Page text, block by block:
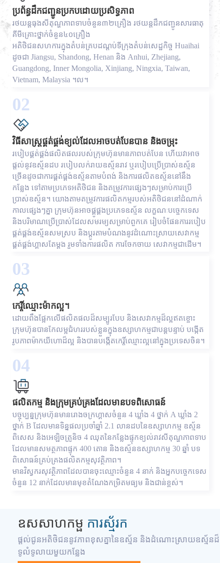
ប្រព័ន្ធដឹកជញ្ជូនប្រកបដោយប្រសិទ្ធភាព
រថយន្ត​ធុង​សីតុណ្ហភាព​ទាប​ចំនួន​៣២​គ្រឿង រថយន្ត​ដឹក​ជញ្ជូន​សារធាតុ​
គីមី​គ្រោះថ្នាក់​ចំនួន​៤០​គ្រឿង​
អតិថិជនសហការក្នុងតំបន់គ្របដណ្តប់ទីក្រុងតំបន់សេដ្ឋកិច្ច Huaihai
ដូចជា Jiangsu, Shandong, Henan និង Anhui, Zhejiang,
Guangdong, Inner Mongolia, Xinjiang, Ningxia, Taiwan,
Vietnam, Malaysia ។ល។
02
វិធីសាស្រ្តផ្គត់ផ្គង់ខ្យល់ដែលអាចបត់បែនបាន និងចម្រុះ
របៀបផ្គត់ផ្គង់ផលិតផលរបស់ក្រុមហ៊ុនមានភាពបត់បែន ហើយវាអាច
ផ្តល់នូវឧស្ម័នដប របៀបលក់រាយឧស្ម័នរាវ ឬរបៀបប្រើប្រាស់ឧស្ម័ន
ច្រើនដូចជាការផ្គត់ផ្គង់ឧស្ម័នតាមបំពង់ និងការផលិតឧស្ម័ននៅនឹង
កន្លែង ទៅតាមប្រភេទអតិថិជន និងតម្រូវការផ្សេងៗសម្រាប់ការប្រើ
ប្រាស់ឧស្ម័ន។ យោងតាមតម្រូវការផលិតកម្មរបស់អតិថិជននៅដំណាក់
កាលផ្សេងៗគ្នា ក្រុមហ៊ុនអាចផ្គូផ្គងប្រភេទឧស្ម័ន លក្ខណៈបច្ចេកទេស
និងបរិមាណប្រើប្រាស់ដែលសមរម្យសម្រាប់ពួកគេ រៀបចំផែនការរបៀប
ផ្គត់ផ្គង់ឧស្ម័នសមស្រប និងប្ដូរតាមបំណងនូវដំណោះស្រាយសេវាកម្ម
ផ្គត់ផ្គង់ហ្គាសតែម្តង រួមទាំងការផលិត ការចែកចាយ សេវាកម្មជាដើម។
03
កេរ្តិ៍ឈ្មោះម៉ាកល្អ។
ដោយពឹងផ្អែកលើផលិតផលដ៏សម្បូរបែប និងសេវាកម្មដ៏ល្អឥតខ្ចោះ
ក្រុមហ៊ុនបានកែលម្អជំហររបស់ខ្លួនក្នុងឧស្សាហកម្មជាបន្តបន្ទាប់ បង្កើត
រូបភាពម៉ាកយីហោដ៏ល្អ និងបានបង្កើតកេរ្តិ៍ឈ្មោះល្អនៅក្នុងប្រទេសចិន។
04
ផលិតកម្ម និងក្រុមគ្រប់គ្រងដែលមានបទពិសោធន៍
បច្ចុប្បន្នក្រុមហ៊ុនមានរោងចក្រហ្គាសចំនួន 4 ឃ្លាំង 4 ថ្នាក់ A ឃ្លាំង 2
ថ្នាក់ B ដែលមានទិន្នផលប្រចាំឆ្នាំ 2.1 លានដបនៃឧស្សាហកម្ម ឧស្ម័ន
ពិសេស និងអេឡិចត្រូនិច 4 ឈុតនៃកន្លែងផ្ទុកខ្យល់រាវសីតុណ្ហភាពទាប
ដែលមានសមត្ថភាពផ្ទុក 400 តោន និងឧស្ម័នឧស្សាហកម្ម 30 ឆ្នាំ បទ
ពិសោធន៍គ្រប់គ្រងផលិតកម្មសុវត្ថិភាព។
មានវិស្វករសុវត្ថិភាពដែលបានចុះឈ្មោះចំនួន 4 នាក់ និងអ្នកបច្ចេកទេស
ចំនួន 12 នាក់ដែលមានមុខតំណែងកម្រិតមធ្យម និងជាន់ខ្ពស់។
ឧសសាហកម្ផ ការស្ម័រក
ផ្តល់ជូនអតិថិជននូវភាពខុសគ្នានៃឧស្ម័ន និងដំណោះស្រាយឧស្ម័នដ៏
ទូលំទូលាយមួយកន្លែង